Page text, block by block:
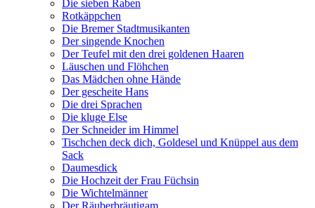
Die sieben Raben
Rotkäppchen
Die Bremer Stadtmusikanten
Der singende Knochen
Der Teufel mit den drei goldenen Haaren
Läuschen und Flöhchen
Das Mädchen ohne Hände
Der gescheite Hans
Die drei Sprachen
Die kluge Else
Der Schneider im Himmel
Tischchen deck dich, Goldesel und Knüppel aus dem
Sack
Daumesdick
Die Hochzeit der Frau Füchsin
Die Wichtelmänner
Der Räuberbräutigam